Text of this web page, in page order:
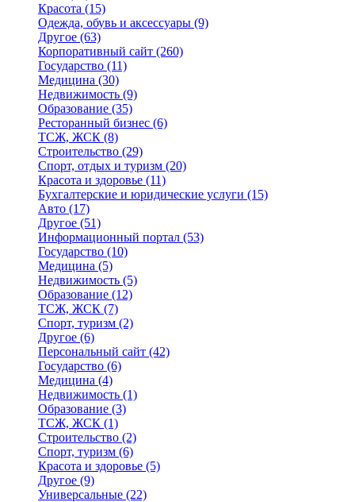
Красота (15)
Одежда, обувь и аксессуары (9)
Другое (63)
Корпоративный сайт (260)
Государство (11)
Медицина (30)
Недвижимость (9)
Образование (35)
Ресторанный бизнес (6)
ТСЖ, ЖСК (8)
Строительство (29)
Спорт, отдых и туризм (20)
Красота и здоровье (11)
Бухгалтерские и юридические услуги (15)
Авто (17)
Другое (51)
Информационный портал (53)
Государство (10)
Медицина (5)
Недвижимость (5)
Образование (12)
ТСЖ, ЖСК (7)
Спорт, туризм (2)
Другое (6)
Персональный сайт (42)
Государство (6)
Медицина (4)
Недвижимость (1)
Образование (3)
ТСЖ, ЖСК (1)
Строительство (2)
Спорт, туризм (6)
Красота и здоровье (5)
Другое (9)
Универсальные (22)